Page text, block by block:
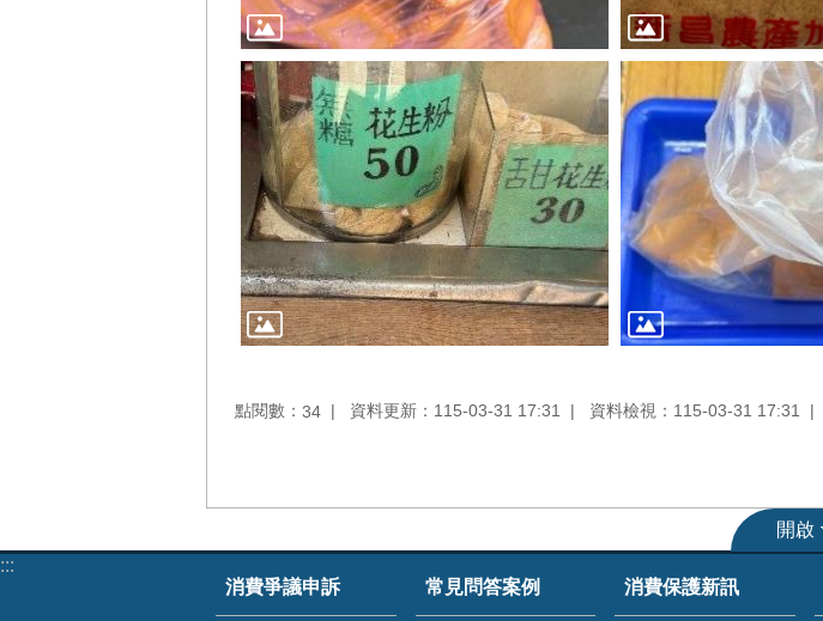
點閱數： 34 資料更新：115-03-31 17:31 資料檢視：115-03-31 17:31
開啟
:::
消費爭議申訴
常見問答案例 消費保護新訊